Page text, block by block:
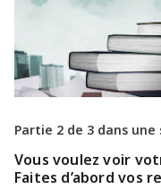
Partie 2 de 3 dans une
Vous voulez voir
Faites d’abord vos